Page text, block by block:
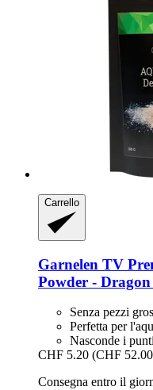
Carrello
Garnelen TV
Powder -​ Dragon
Senza pezzi
Perfetta per
Nasconde i
CHF 5.20 (CHF
Consegna entro il